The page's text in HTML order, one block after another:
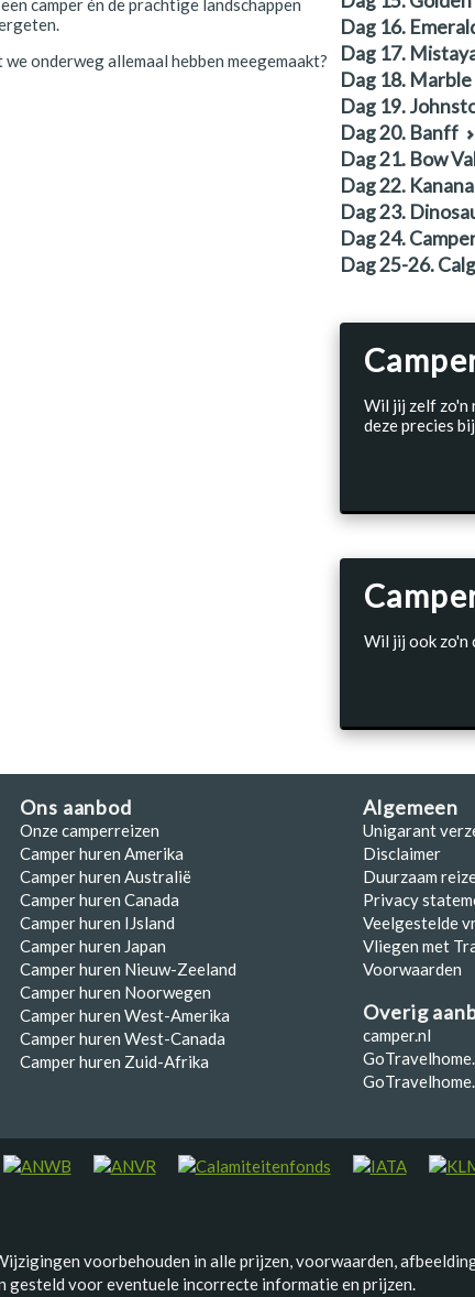
camper én de prachtige landschappen
onderweg allemaal hebben meegemaakt?
Dag 16.
Dag 17.
Dag 18.
Dag 19.
Dag 20. Banff
Dag 21. Bow
Dag 22.
Dag 23.
Dag 24.
Dag 25-26.
Wil jij zelf zo'n
deze precies
Wil jij ook zo'n
Ons aanbod
Onze camperreizen
Camper huren Amerika
Camper huren Australië
Camper huren Canada
Camper huren IJsland
Camper huren Japan
Camper huren Nieuw-Zeeland
Camper huren Noorwegen
Camper huren West-Amerika
Camper huren West-Canada
Camper huren Zuid-Afrika
Algemeen
Unigarant
Disclaimer
Duurzaam
Privacy
Veelgestelde
Vliegen met
Voorwaarden
Overig
camper.nl
voorbehouden in alle prijzen, voorwaarden,
gesteld voor eventuele incorrecte informatie en prijzen.